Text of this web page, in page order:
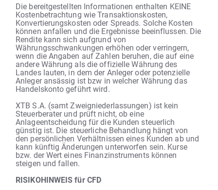
Die bereitgestellten Informationen enthalten KEINE
Kostenbetrachtung wie Transaktionskosten,
Konvertierungskosten oder Spreads. Solche Kosten
können anfallen und die Ergebnisse beeinflussen. Die
Rendite kann sich aufgrund von
Währungsschwankungen erhöhen oder verringern,
wenn die Angaben auf Zahlen beruhen, die auf eine
andere Währung als die offizielle Währung des
Landes lauten, in dem der Anleger oder potenzielle
Anleger ansässig ist bzw in welcher Währung das
Handelskonto geführt wird.
XTB S.A. (samt Zweigniederlassungen) ist kein
Steuerberater und prüft nicht, ob eine
Anlageentscheidung für die Kunden steuerlich
günstig ist. Die steuerliche Behandlung hängt von
den persönlichen Verhältnissen eines Kunden ab und
kann künftig Änderungen unterworfen sein. Kurse
bzw. der Wert eines Finanzinstruments können
steigen und fallen.
RISIKOHINWEIS für CFD